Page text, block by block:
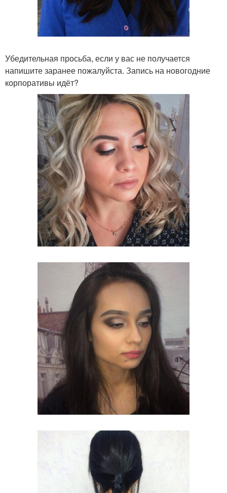
Убедительная просьба, если у вас не получается
напишите заранее пожалуйста. Запись на новогодние
корпоративы идёт?